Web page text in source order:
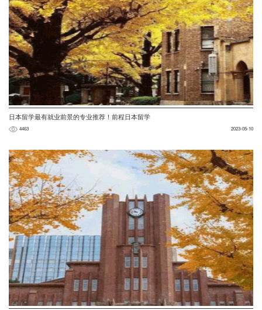
日本留学最有就业前景的专业推荐！前程日本留学
4463 2023-05-10